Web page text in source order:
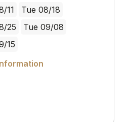
11
Tue 08/18
25
Tue 09/08
15